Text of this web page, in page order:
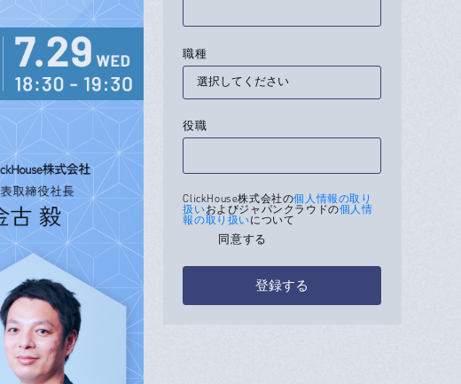
職種
役職
ClickHouse株式会社の個人情報の取り
扱いおよびジャパンクラウドの個人情
報の取り扱いについて
同意する